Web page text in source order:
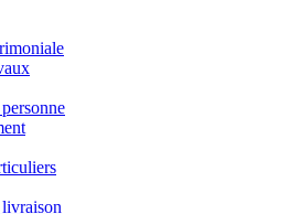
livraison